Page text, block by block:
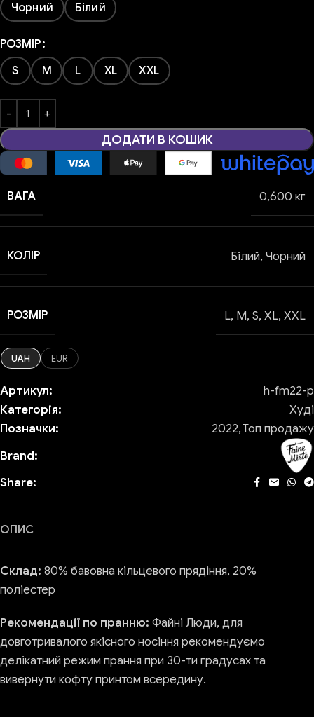
Чорний
Білий
РОЗМІР
S
M L XL XXL
ДОДАТИ В КОШИК
ВАГА 0,600 кг
КОЛІР Білий, Чорний
РОЗМІР L, M, S, XL, XXL
UAH EUR
Артикул:
h-fm22-p
Категорія:
Худі
Позначки:
2022,Топ продажу
Brand:
Share:
ОПИС
Склад: 80% бавовна кільцевого прядіння, 20%
поліестер
Рекомендації по пранню: Файні Люди, для
довготривалого якісного носіння рекомендуємо
делікатний режим прання при 30-ти градусах та
вивернути кофту принтом всередину.